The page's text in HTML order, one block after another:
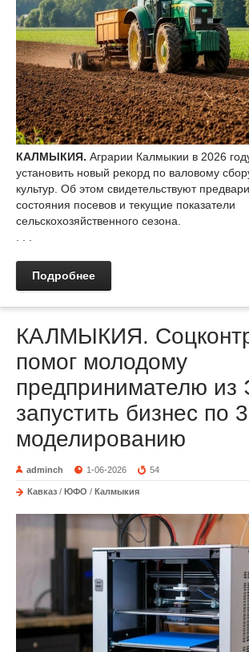
КАЛМЫКИЯ. Аграрии Калмыкии в 2026
установить новый рекорд по валовому
культур. Об этом свидетельствуют
состояния посевов и текущие показатели
сельскохозяйственного сезона.
Подробнее
КАЛМЫКИЯ.
помог молодому
предпринимателю из
запустить бизнес по
моделированию
adminch 1-06-2026 54
Кавказ / ЮФО / Калмыкия